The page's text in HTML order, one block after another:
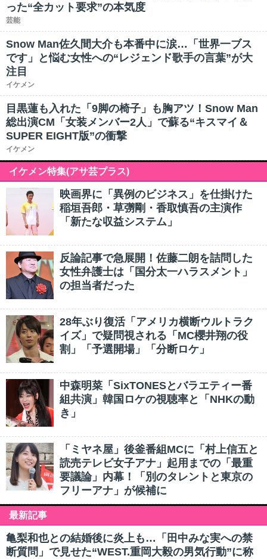
った“全カット要求”の本気度
芸能
Snow Man佐久間大介も本番中に涙…「世界一ブス
です」と悩む女性への“レジェンド歌手の言葉”が大
注目
イケメン
目黒蓮も入れた「9脚の椅子」も胸アツ！Snow Man
総出演CM「女装メンバー2人」で蘇る“キスマイ＆
SUPER EIGHT版”の衝撃
イケメン
イケメン特集(アサ芸プラス)
映画界に「異例のビジネス」を仕掛けた
稲垣吾郎・草彅剛・香取慎吾の主演作
「新たな収益システム」
反論記事で急展開！佐藤二朗を詰問した
女性弁護士は「国分太一ハラスメント」
の担当者だった
28年ぶり復活「アメリカ横断ウルトラク
イズ」で疑問視される「MC櫻井翔の役
割」「予選開場」「分断ロケ」
中森明菜「SixTONESとバラエティー番
組共演」韓国ロケの視聴率と「NHKの動
き」
「ミヤネ屋」後釜番組MCに「村上信五と
読売テレビ女子アナ」起用までの「最重
要議論」内幕！「別のタレントと東京の
フリーアナ」が候補に
最新記事
亀梨和也との結婚後に炎上も…「田中みな実への禁
断質問」で見せた“WEST.重岡大毅の男気行動”に称